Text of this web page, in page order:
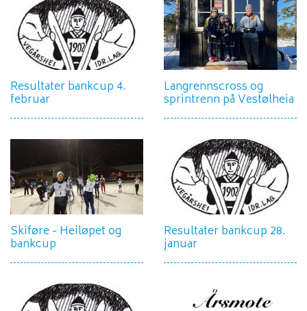
Resultater bankcup 4.
februar
Langrennscross og
sprintrenn på Vestølheia
Skiføre - Heiløpet og
bankcup
Resultater bankcup 28.
januar